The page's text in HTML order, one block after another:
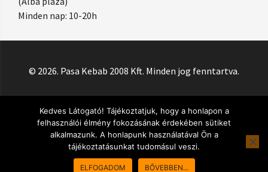
Minden nap: 10-20h
© 2026. Pasa Kebab 2008 Kft. Minden jog fenntartva.
Kedves Látogató! Tájékoztatjuk, hogy a honlapon a
felhasználói élmény fokozásának érdekében sütiket
alkalmazunk. A honlapunk használatával Ön a
tájékoztatásunkat tudomásul veszi.
ELFOGADOM BŐVEBBEN...